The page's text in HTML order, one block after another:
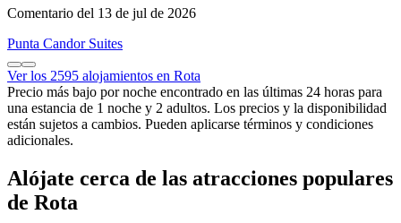
Comentario del 13 de jul de 2026
Punta Candor Suites
Ver los 2595 alojamientos en Rota
Precio más bajo por noche encontrado en las últimas 24 horas para
una estancia de 1 noche y 2 adultos. Los precios y la disponibilidad
están sujetos a cambios. Pueden aplicarse términos y condiciones
adicionales.
Alójate cerca de las atracciones populares
de Rota